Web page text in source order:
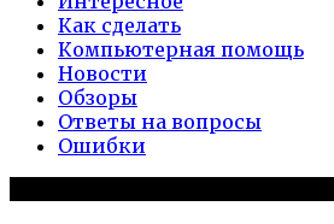
Как сделать
Компьютерная помощь
Новости
Обзоры
Ответы на вопросы
Ошибки